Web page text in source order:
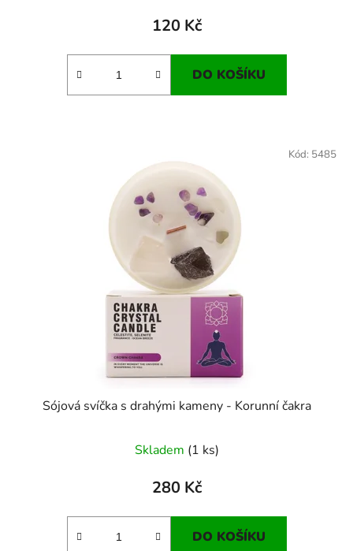
120 Kč
DO KOŠÍKU
Sójová svíčka s drahými kameny - Korunní čakra
Skladem (1 ks)
280 Kč
DO KOŠÍKU
Kód: 5485